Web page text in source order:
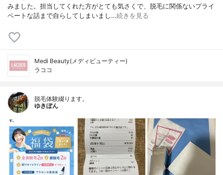
みました。担当してくれた方がとても気さくで、脱毛に関係ないプライ
ベートな話まで自らしてしまいまし…続きを見る
Medi Beauty(メディビューティー)
ラココ
脱毛体験綴ります。
ゆきぽん